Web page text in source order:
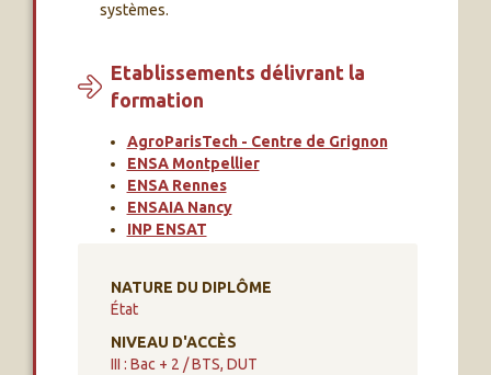
systèmes.
Etablissements délivrant la
formation
AgroParisTech - Centre de Grignon
ENSA Montpellier
ENSA Rennes
ENSAIA Nancy
INP ENSAT
NATURE DU DIPLÔME
État
NIVEAU D'ACCÈS
III : Bac + 2 / BTS, DUT